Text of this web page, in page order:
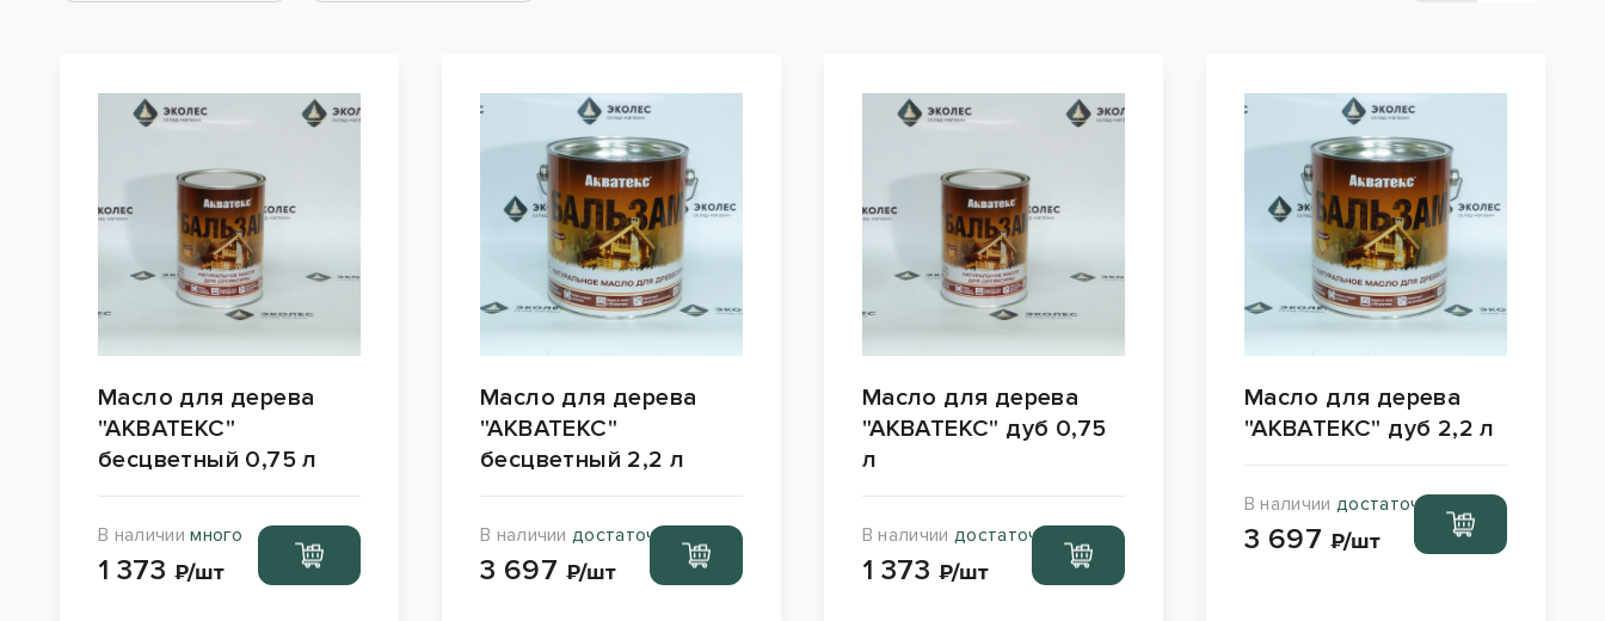
Масло для дерева
"АКВАТЕКС"
бесцветный 0,75 л
В наличиимного
1 373 ₽/шт
Перейти
в корзину
Масло для дерева
"АКВАТЕКС"
бесцветный 2,2 л
В наличиидостаточно
3 697 ₽/шт
Перейти
в корзину
Масло для дерева
"АКВАТЕКС" дуб 0,75
л
В наличиидостаточно
1 373 ₽/шт
Перейти
в корзину
Масло для дерева
"АКВАТЕКС" дуб 2,2 л
В наличии достаточно
3 697 ₽/шт
Перейти
в корзину